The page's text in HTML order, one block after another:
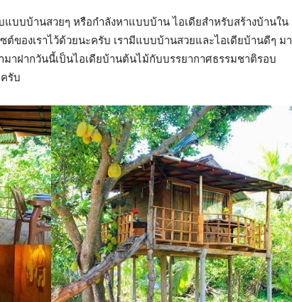
บบบ้านสวยๆ หรือกำลังหาแบบบ้าน ไอเดียสำหรับสร้างบ้านใน
ต์ของเราไว้ด้วยนะครับ เรามีแบบบ้านสวยและไอเดียบ้านดีๆ มา
าฝากวันนี้เป็นไอเดียบ้านต้นไม้กับบรรยากาศธรรมชาติรอบ
รับ